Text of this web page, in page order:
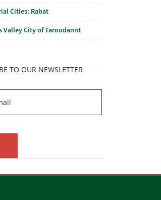
Cities: Rabat
Valley City of Taroudannt
TO OUR NEWSLETTER